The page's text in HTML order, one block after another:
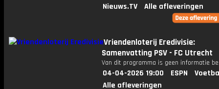
Nieuws.TV
Alle afleveringen
Vriendenloterij Eredivisie:
Samenvatting PSV - FC Utrecht
Van dit programma is geen informatie
04-04-2026 19:00 ESPN
Alle afleveringen